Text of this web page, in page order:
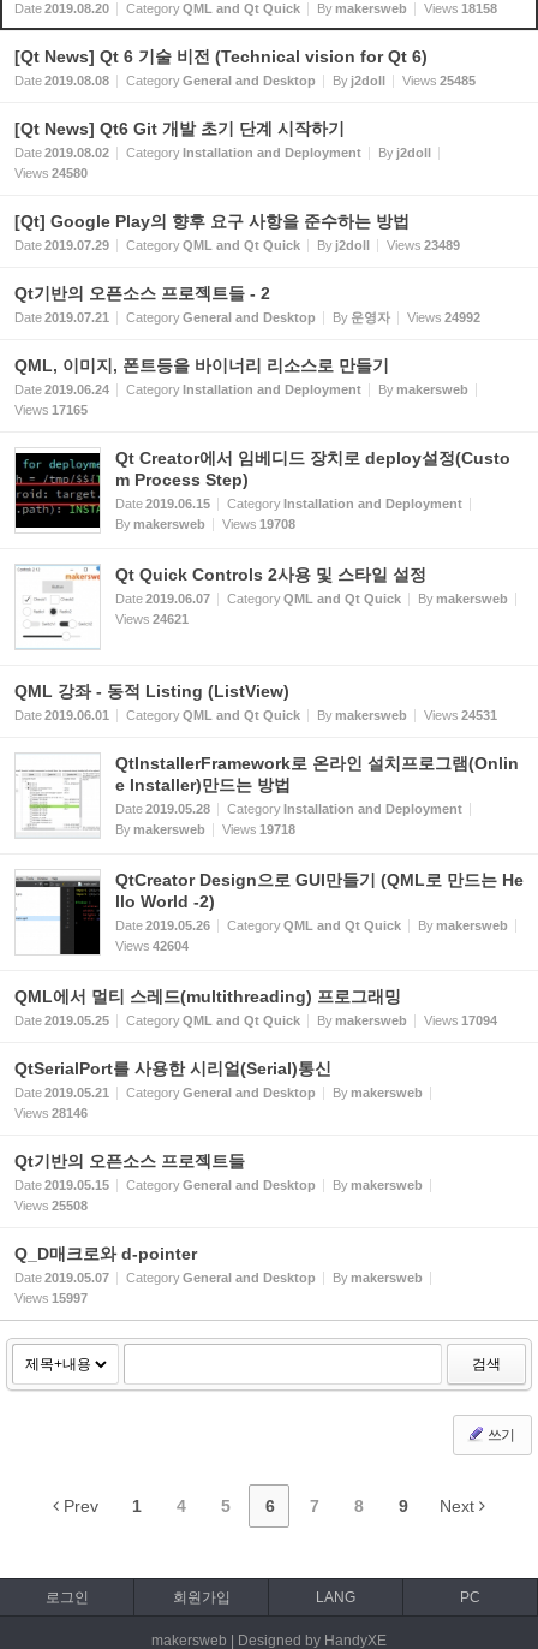
Date2019.08.20 CategoryQML and Qt Quick Bymakersweb Views 18158
[Qt News] Qt 6 기술 비전 (Technical vision for Qt 6)
Date2019.08.08 CategoryGeneral and Desktop By j2doll Views 25485
[Qt News] Qt6 Git 개발 초기 단계 시작하기
Date2019.08.02 CategoryInstallation and Deployment By j2doll
Views 24580
[Qt] Google Play의 향후 요구 사항을 준수하는 방법
Date2019.07.29 CategoryQML and Qt Quick By j2doll Views 23489
Qt기반의 오픈소스 프로젝트들 - 2
Date2019.07.21 CategoryGeneral and Desktop By 운영자 Views 24992
QML, 이미지, 폰트등을 바이너리 리소스로 만들기
Date2019.06.24 CategoryInstallation and Deployment Bymakersweb
Views 17165
Qt Creator에서 임베디드 장치로 deploy설정(Custo
m Process Step)
Date2019.06.15 CategoryInstallation and Deployment
Bymakersweb Views 19708
Qt Quick Controls 2사용 및 스타일 설정
Date2019.06.07 CategoryQML and Qt Quick Bymakersweb
Views 24621
QML 강좌 - 동적 Listing (ListView)
Date2019.06.01 CategoryQML and Qt Quick Bymakersweb Views 24531
QtInstallerFramework로 온라인 설치프로그램(Onlin
e Installer)만드는 방법
Date2019.05.28 CategoryInstallation and Deployment
Bymakersweb Views 19718
QtCreator Design으로 GUI만들기 (QML로 만드는 He
llo World -2)
Date2019.05.26 CategoryQML and Qt Quick Bymakersweb
Views 42604
QML에서 멀티 스레드(multithreading) 프로그래밍
Date2019.05.25 CategoryQML and Qt Quick Bymakersweb Views 17094
QtSerialPort를 사용한 시리얼(Serial)통신
Date2019.05.21 CategoryGeneral and Desktop Bymakersweb
Views 28146
Qt기반의 오픈소스 프로젝트들
Date2019.05.15 CategoryGeneral and Desktop Bymakersweb
Views 25508
Q_D매크로와 d-pointer
Date2019.05.07 CategoryGeneral and Desktop Bymakersweb
Views 15997
검색
쓰기
Prev 1 4 5 6 7 8 9 Next
로그인 회원가입 LANG PC
makersweb | Designed by HandyXE